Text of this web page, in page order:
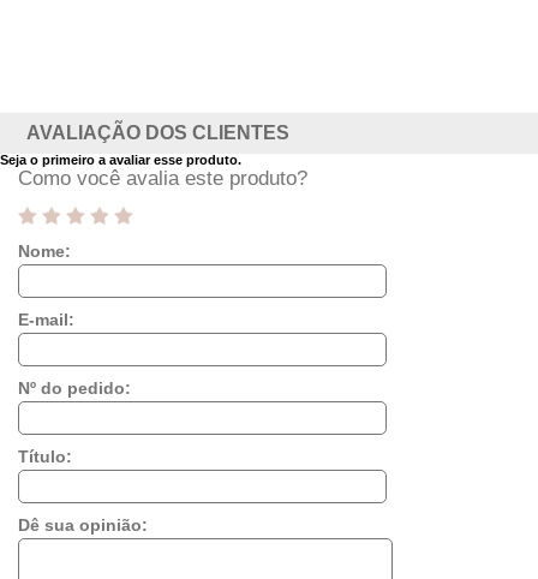
AVALIAÇÃO DOS CLIENTES
Seja o primeiro a avaliar esse produto.
Como você avalia este produto?
Nome:
E-mail:
Nº do pedido:
Título:
Dê sua opinião: